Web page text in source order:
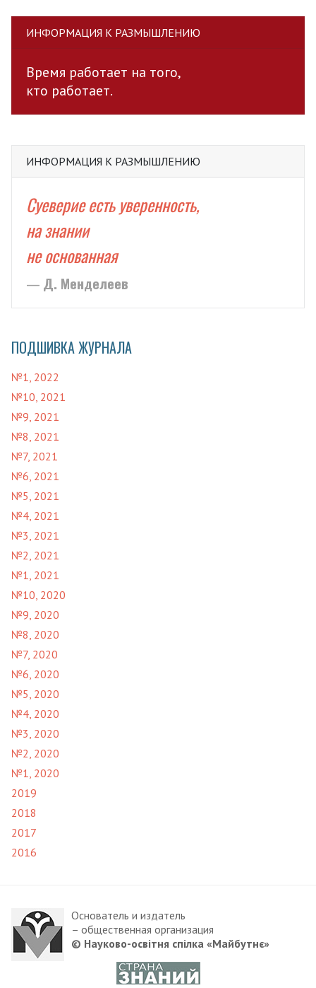
ИНФОРМАЦИЯ К РАЗМЫШЛЕНИЮ
Время работает на того,
кто работает.
ИНФОРМАЦИЯ К РАЗМЫШЛЕНИЮ
Суеверие есть уверенность,
на знании
не основанная
Д. Менделеев
ПОДШИВКА ЖУРНАЛА
№1, 2022
№10, 2021
№9, 2021
№8, 2021
№7, 2021
№6, 2021
№5, 2021
№4, 2021
№3, 2021
№2, 2021
№1, 2021
№10, 2020
№9, 2020
№8, 2020
№7, 2020
№6, 2020
№5, 2020
№4, 2020
№3, 2020
№2, 2020
№1, 2020
2019
2018
2017
2016
Основатель и издатель
– общественная организация
© Науково-освітня спілка «Майбутнє»